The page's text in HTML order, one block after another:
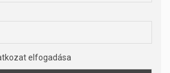
elfogadása